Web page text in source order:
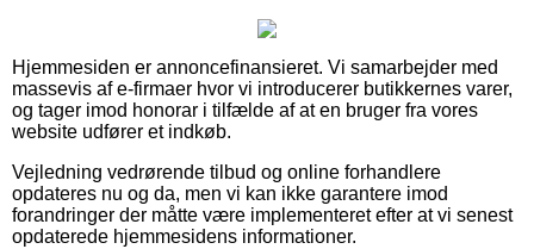
Hjemmesiden er annoncefinansieret. Vi samarbejder med
massevis af e-firmaer hvor vi introducerer butikkernes varer,
og tager imod honorar i tilfælde af at en bruger fra vores
website udfører et indkøb.
Vejledning vedrørende tilbud og online forhandlere
opdateres nu og da, men vi kan ikke garantere imod
forandringer der måtte være implementeret efter at vi senest
opdaterede hjemmesidens informationer.